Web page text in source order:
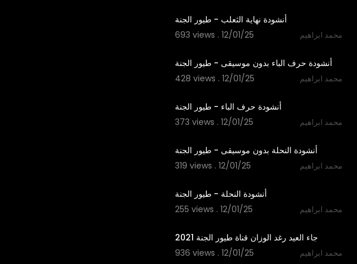
أنشودة نهاية الثعلب - طيور الجنة
693 views . 12/01/25
محمد ابراهيم
أنشودة حرف الباء بدون موسيقى - طيور الجنة
428 views . 12/01/25
محمد ابراهيم
أنشودة حرف الباء - طيور الجنة
373 views . 12/01/25
محمد ابراهيم
أنشودة النحلة بدون موسيقى - طيور الجنة
319 views . 12/01/25
محمد ابراهيم
أنشودة النحلة - طيور الجنة
255 views . 12/01/25
محمد ابراهيم
جاء العيد رغد الوزان قناة طيور الجنة 2021
936 views . 12/01/25
محمد ابراهيم